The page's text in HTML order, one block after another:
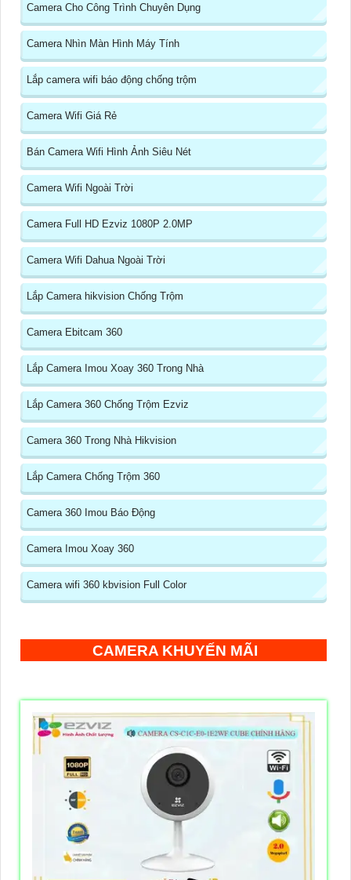
Camera Cho Công Trình Chuyên Dụng
Camera Nhìn Màn Hình Máy Tính
Lắp camera wifi báo động chống trộm
Camera Wifi Giá Rẻ
Bán Camera Wifi Hình Ảnh Siêu Nét
Camera Wifi Ngoài Trời
Camera Full HD Ezviz 1080P 2.0MP
Camera Wifi Dahua Ngoài Trời
Lắp Camera hikvision Chống Trộm
Camera Ebitcam 360
Lắp Camera Imou Xoay 360 Trong Nhà
Lắp Camera 360 Chống Trộm Ezviz
Camera 360 Trong Nhà Hikvision
Lắp Camera Chống Trộm 360
Camera 360 Imou Báo Động
Camera Imou Xoay 360
Camera wifi 360 kbvision Full Color
CAMERA KHUYẾN MÃI